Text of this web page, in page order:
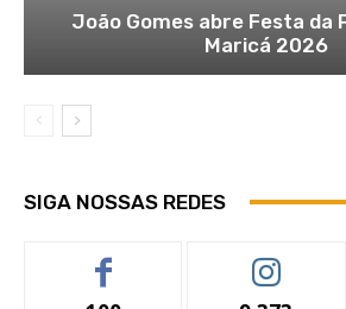
João Gomes abre Festa da
Maricá 2026
SIGA NOSSAS REDES